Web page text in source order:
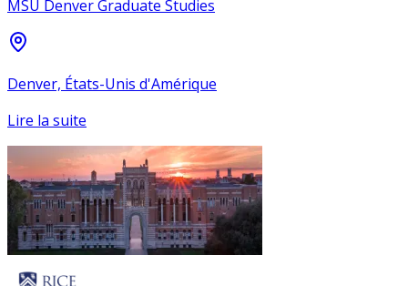
MSU Denver Graduate Studies
Denver, États-Unis d'Amérique
Lire la suite